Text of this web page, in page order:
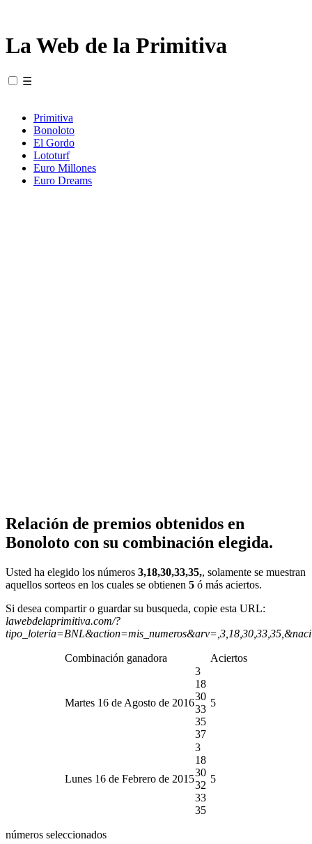
La Web de la Primitiva
☰
Primitiva
Bonoloto
El Gordo
Lototurf
Euro Millones
Euro Dreams
Relación de premios obtenidos en
Bonoloto con su combinación elegida.
Usted ha elegido los números 3,18,30,33,35,, solamente se muestran
aquellos sorteos en los cuales se obtienen 5 ó más aciertos.
Si desea compartir o guardar su busqueda, copie esta URL:
lawebdelaprimitiva.com/?
Combinación ganadora Aciertos
Martes 16 de Agosto de 2016
3
18
30
33
35
37
5
Lunes 16 de Febrero de 2015
3
18
30
32
33
35
5
números seleccionados